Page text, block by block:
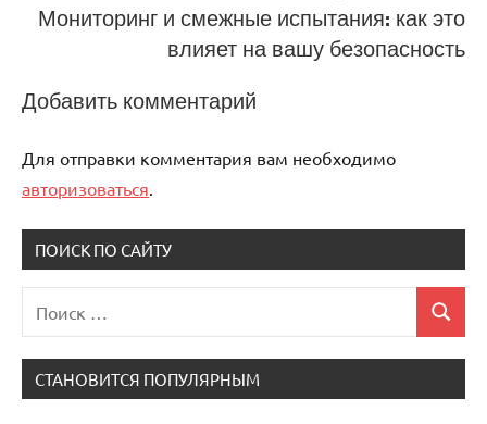
Мониторинг и смежные испытания: как это
влияет на вашу безопасность
Добавить комментарий
Для отправки комментария вам необходимо
авторизоваться
ПОИСК ПО САЙТУ
для:
Поиск
СТАНОВИТСЯ ПОПУЛЯРНЫМ